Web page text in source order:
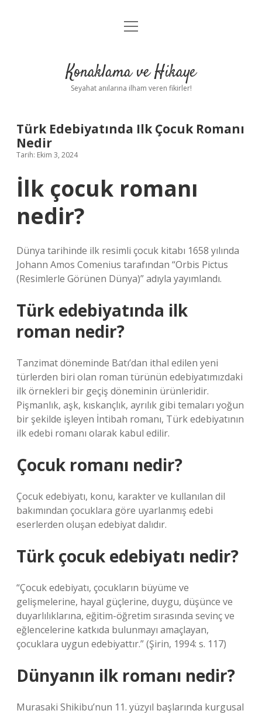
Anasayfa
Yasal Uyarı
menüyü
Konaklama ve Hikaye
Seyahat anılarına ilham veren fikirler!
Türk Edebiyatında Ilk Çocuk Romanı
Nedir
Tarih: Ekim 3, 2024
İlk çocuk romanı
nedir?
Dünya tarihinde ilk resimli çocuk kitabı 1658 yılında
Johann Amos Comenius tarafından “Orbis Pictus
(Resimlerle Görünen Dünya)” adıyla yayımlandı.
Türk edebiyatında ilk
roman nedir?
Tanzimat döneminde Batı’dan ithal edilen yeni
türlerden biri olan roman türünün edebiyatımızdaki
ilk örnekleri bir geçiş döneminin ürünleridir.
Pişmanlık, aşk, kıskançlık, ayrılık gibi temaları yoğun
bir şekilde işleyen İntibah romanı, Türk edebiyatının
ilk edebi romanı olarak kabul edilir.
Çocuk romanı nedir?
Çocuk edebiyatı, konu, karakter ve kullanılan dil
bakımından çocuklara göre uyarlanmış edebi
eserlerden oluşan edebiyat dalıdır.
Türk çocuk edebiyatı nedir?
“Çocuk edebiyatı, çocukların büyüme ve
gelişmelerine, hayal güçlerine, duygu, düşünce ve
duyarlılıklarına, eğitim-öğretim sırasında sevinç ve
eğlencelerine katkıda bulunmayı amaçlayan,
çocuklara uygun edebiyattır.” (Şirin, 1994: s. 117)
Dünyanın ilk romanı nedir?
Murasaki Shikibu’nun 11. yüzyıl başlarında kurgusal